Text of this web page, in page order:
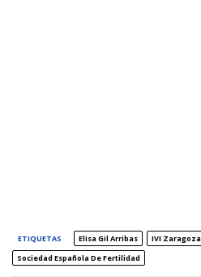
ETIQUETAS Elisa Gil Arribas IVI Zaragoza
Sociedad Española De Fertilidad